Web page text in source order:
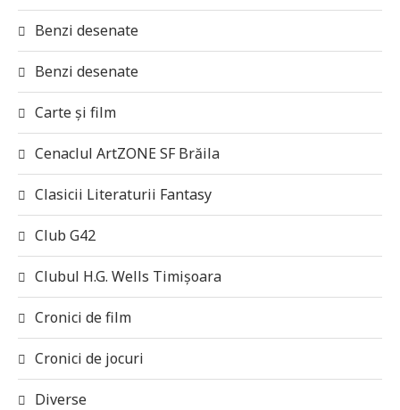
Benzi desenate
Benzi desenate
Carte și film
Cenaclul ArtZONE SF Brăila
Clasicii Literaturii Fantasy
Club G42
Clubul H.G. Wells Timișoara
Cronici de film
Cronici de jocuri
Diverse